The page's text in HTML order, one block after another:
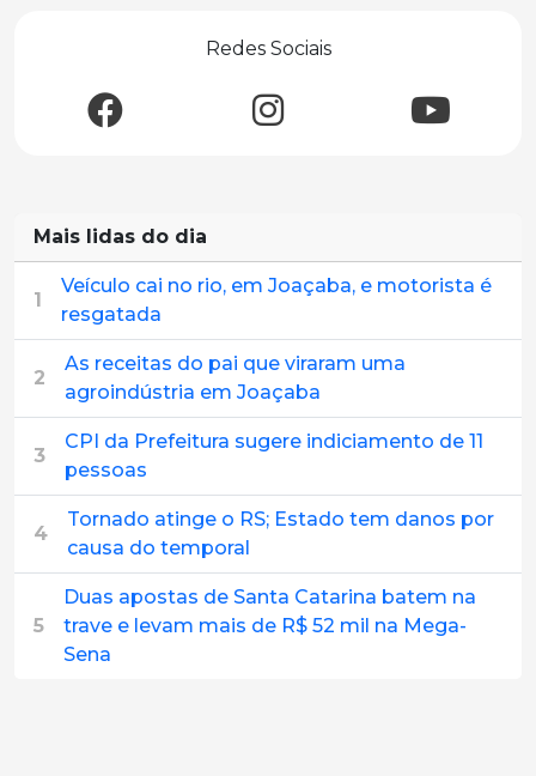
Redes Sociais
Mais lidas do dia
1
Veículo cai no rio, em Joaçaba, e motorista é
resgatada
2
As receitas do pai que viraram uma
agroindústria em Joaçaba
3
CPI da Prefeitura sugere indiciamento de 11
pessoas
4
Tornado atinge o RS; Estado tem danos por
causa do temporal
5
Duas apostas de Santa Catarina batem na
trave e levam mais de R$ 52 mil na Mega-
Sena